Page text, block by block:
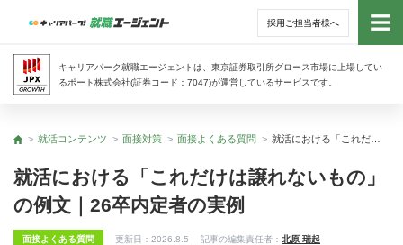
採用ご担当者様へ
キャリアパーク就職エージェントは、東京証券取引所グロース市場に上場してい
るポート株式会社(証券コード：7047)が運営しているサービスです。
トッ
トップ
就活コンテンツ 面接対策 面接よくある質問
就活における「これだけは譲れないもの」
の例文｜26卒内定者の実例
面接よくある質問 更新日： 2026.8.5 記事の編集責任者： 北原 瑞起